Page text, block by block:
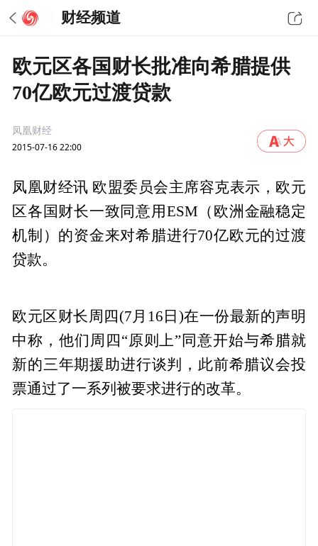
财经频道
欧元区各国财长批准向希腊提供
70亿欧元过渡贷款
凤凰财经
2015-07-16 22:00
凤凰财经讯 欧盟委员会主席容克表示，欧元
区各国财长一致同意用ESM（欧洲金融稳定
机制）的资金来对希腊进行70亿欧元的过渡
贷款。
欧元区财长周四(7月16日)在一份最新的声明
中称，他们周四“原则上”同意开始与希腊就
新的三年期援助进行谈判，此前希腊议会投
票通过了一系列被要求进行的改革。